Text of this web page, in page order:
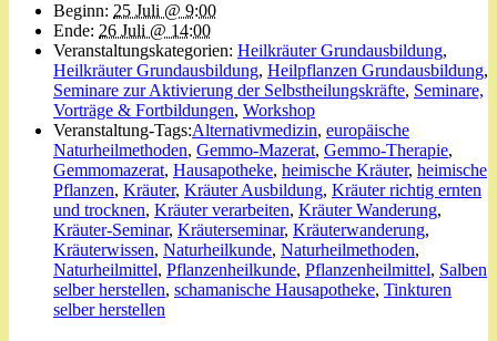
Beginn: 25 Juli @ 9:00
Ende: 26 Juli @ 14:00
Veranstaltungskategorien: Heilkräuter Grundausbildung,
Heilkräuter Grundausbildung, Heilpflanzen Grundausbildung,
Seminare zur Aktivierung der Selbstheilungskräfte, Seminare,
Vorträge & Fortbildungen, Workshop
Veranstaltung-Tags:Alternativmedizin, europäische
Naturheilmethoden, Gemmo-Mazerat, Gemmo-Therapie,
Gemmomazerat, Hausapotheke, heimische Kräuter, heimische
Pflanzen, Kräuter, Kräuter Ausbildung, Kräuter richtig ernten
und trocknen, Kräuter verarbeiten, Kräuter Wanderung,
Kräuter-Seminar, Kräuterseminar, Kräuterwanderung,
Kräuterwissen, Naturheilkunde, Naturheilmethoden,
Naturheilmittel, Pflanzenheilkunde, Pflanzenheilmittel, Salben
selber herstellen, schamanische Hausapotheke, Tinkturen
selber herstellen